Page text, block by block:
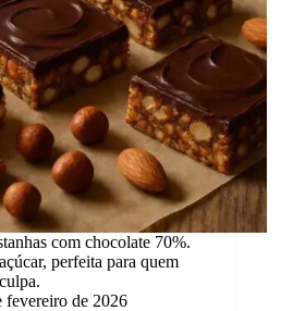
com chocolate 70%.
perfeita para quem
fevereiro de 2026